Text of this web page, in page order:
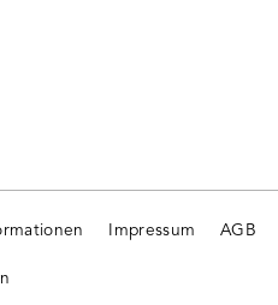
Impressum AGB